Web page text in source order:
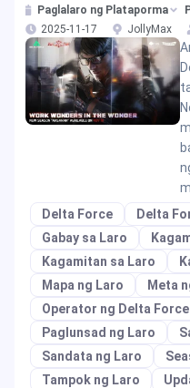
Paglalaro ng Plataporma
2025-11-17
JollyMax
Delta Force
Delta
Gabay sa Laro
Kagamitan sa Laro
Mapa ng Laro
Meta
Operator ng Delta Force
Paglunsad ng Laro
Sandata ng Laro
Tampok ng Laro